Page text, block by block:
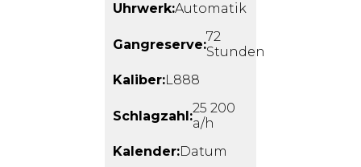
Uhrwerk:Automatik
Gangreserve:72
Stunden
Kaliber:L888
Schlagzahl:25 200
a/h
Kalender:Datum